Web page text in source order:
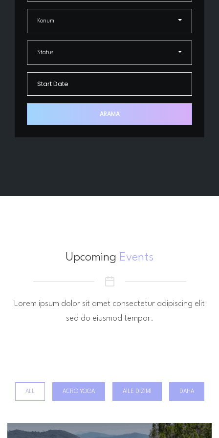
Konum
Status
ARAMA
Upcoming Events
Lorem ipsum dolor sit amet consectetur adipiscing elit
sed do eiusmod tempor.
ALL ACRO YOGA AILE DIZIMI DAHA